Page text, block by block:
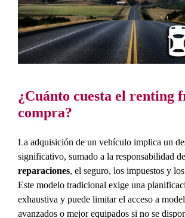
¿Cuánto cuesta el renting
compra?
La adquisición de un vehículo implica un
significativo, sumado a la responsabilidad
reparaciones, el seguro, los impuestos y
Este modelo tradicional exige una
exhaustiva y puede limitar el acceso a
avanzados o mejor equipados si no se